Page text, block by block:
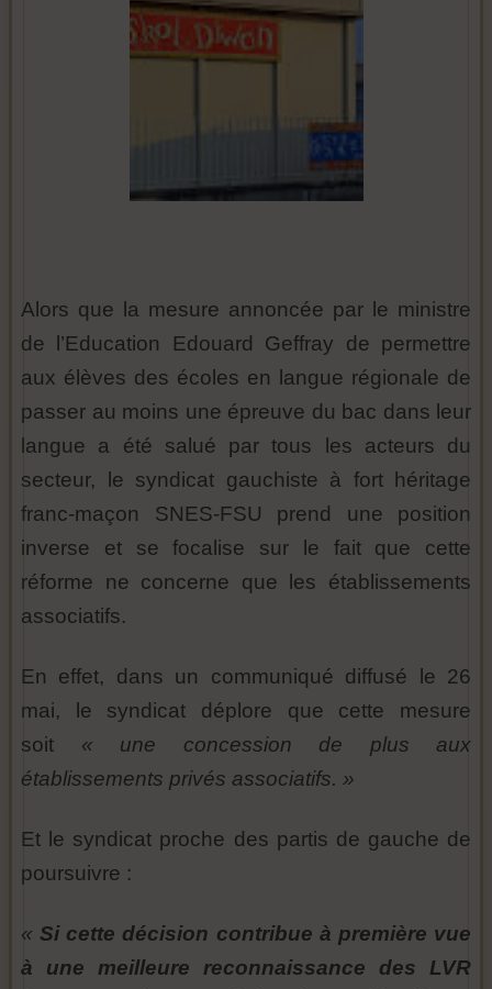
Alors que la mesure annoncée par le ministre
de l’Education Edouard Geffray de permettre
aux élèves des écoles en langue régionale de
passer au moins une épreuve du bac dans leur
langue a été salué par tous les acteurs du
secteur, le syndicat gauchiste à fort héritage
franc-maçon SNES-FSU prend une position
inverse et se focalise sur le fait que cette
réforme ne concerne que les établissements
associatifs.
En effet, dans un communiqué diffusé le 26
mai, le syndicat déplore que cette mesure
soit « une concession de plus aux
établissements privés associatifs. »
Et le syndicat proche des partis de gauche de
poursuivre :
«Si cette décision contribue à première vue
à une meilleure reconnaissance des LVR